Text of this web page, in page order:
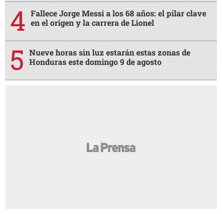
Fallece Jorge Messi a los 68 años: el pilar clave
en el origen y la carrera de Lionel
Nueve horas sin luz estarán estas zonas de
Honduras este domingo 9 de agosto